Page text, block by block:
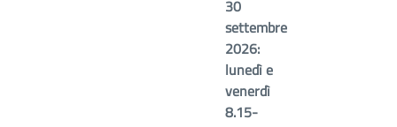
30
settembre
2026:
lunedì e
venerdì
8.15-